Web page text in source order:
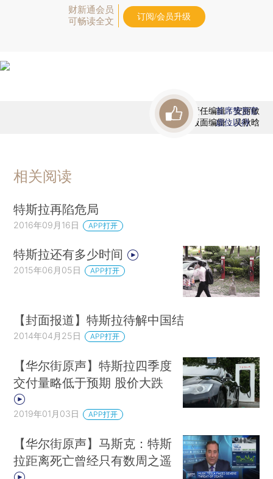
财新通会员
可畅读全文
订阅/会员升级
责任编辑：安丽敏
版面编辑：吴秋晗
首席赞赏官
虚位以待
相关阅读
特斯拉再陷危局
2016年09月16日 APP打开
特斯拉还有多少时间
2015年06月05日 APP打开
【封面报道】特斯拉待解中国结
2014年04月25日 APP打开
【华尔街原声】特斯拉四季度
交付量略低于预期 股价大跌
2019年01月03日 APP打开
【华尔街原声】马斯克：特斯
拉距离死亡曾经只有数周之遥